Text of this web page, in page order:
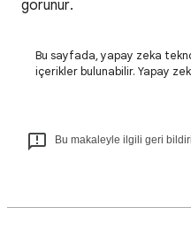
görünür.
Bu sayfada, yapay zeka
içerikler bulunabilir. Yapay
Bu makaleyle ilgili geri